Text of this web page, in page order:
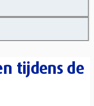
tijdens de